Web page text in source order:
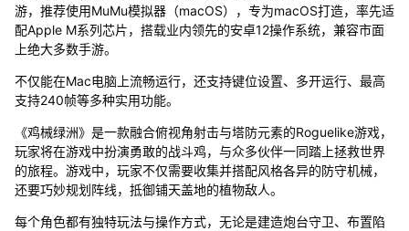
游，推荐使用MuMu模拟器（macOS），专为macOS打造，率先适
配Apple M系列芯片，搭载业内领先的安卓12操作系统，兼容市面
上绝大多数手游。
不仅能在Mac电脑上流畅运行，还支持键位设置、多开运行、最高
支持240帧等多种实用功能。
《鸡械绿洲》是一款融合俯视角射击与塔防元素的Roguelike游戏，
玩家将在游戏中扮演勇敢的战斗鸡，与众多伙伴一同踏上拯救世界
的旅程。游戏中，玩家不仅需要收集并搭配风格各异的防守机械，
还要巧妙规划阵线，抵御铺天盖地的植物敌人。
每个角色都有独特玩法与操作方式，无论是建造炮台守卫、布置陷